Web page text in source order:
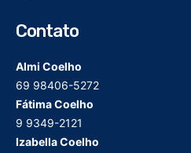
Contato
Almi Coelho
69 98406-5272
Fátima Coelho
9 9349-2121
Izabella Coelho